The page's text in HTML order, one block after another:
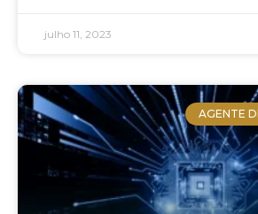
julho 11, 2023
AGENTE